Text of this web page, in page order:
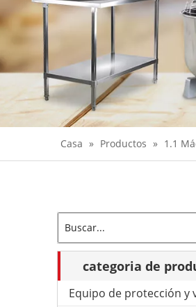
Casa » Productos » 1.1
categoria de